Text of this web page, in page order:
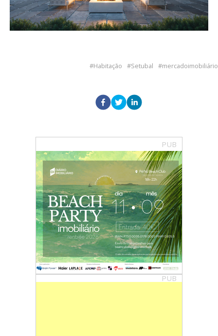
Habitação Setubal mercadoimobiliário
PUB
PUB